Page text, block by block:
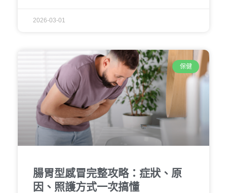
2026-03-01
保健
腸胃型感冒完整攻略：症狀、原
因、照護方式一次搞懂